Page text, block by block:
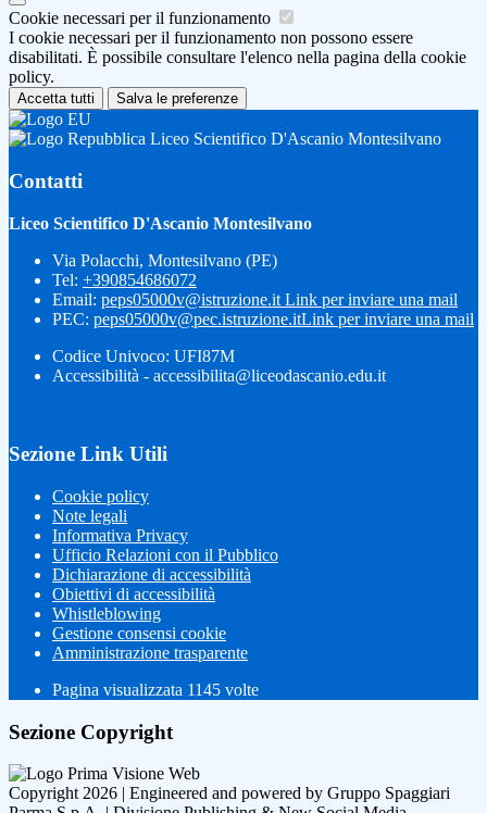
Cookie necessari per il funzionamento
I cookie necessari per il funzionamento non possono essere
disabilitati. È possibile consultare l'elenco nella pagina della cookie
policy.
Accetta tutti Salva le preferenze
Liceo Scientifico D'Ascanio Montesilvano
Contatti
Liceo Scientifico D'Ascanio Montesilvano
Via Polacchi, Montesilvano (PE)
Tel: +390854686072
Email: peps05000v@istruzione.it Link per inviare una mail
PEC: peps05000v@pec.istruzione.itLink per inviare una mail
Codice Univoco: UFI87M
Accessibilità - accessibilita@liceodascanio.edu.it
Sezione Link Utili
Cookie policy
Note legali
Informativa Privacy
Ufficio Relazioni con il Pubblico
Dichiarazione di accessibilità
Obiettivi di accessibilità
Whistleblowing
Gestione consensi cookie
Amministrazione trasparente
Pagina visualizzata 1145 volte
Sezione Copyright
Copyright 2026 | Engineered and powered by Gruppo Spaggiari